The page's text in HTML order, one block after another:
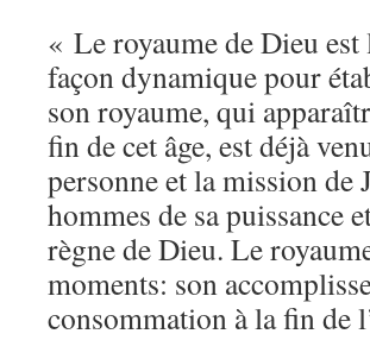
« Le royaume de Dieu
façon dynamique pour
son royaume, qui
fin de cet âge, est déjà
personne et la mission de
hommes de sa puissance
règne de Dieu. Le
moments: son
consommation à la fin de